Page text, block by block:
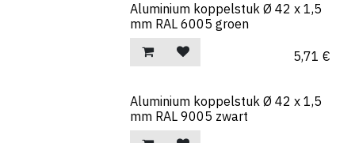
Aluminium koppelstuk Ø 42 x 1,5
mm RAL 6005 groen
5,71 €
Aluminium koppelstuk Ø 42 x 1,5
mm RAL 9005 zwart